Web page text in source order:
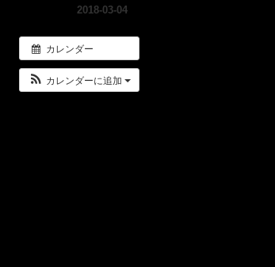
2018-03-04
カレンダー
カレンダーに追加